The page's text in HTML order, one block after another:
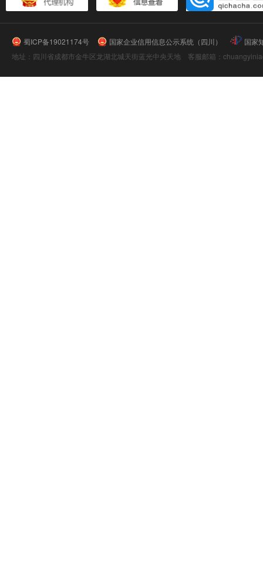
蜀ICP备19021174号 国家企业信用信息公示系统（四川）
国家
地址：四川省成都市金牛区龙湖北城天街蓝光中央天地 客服邮箱：